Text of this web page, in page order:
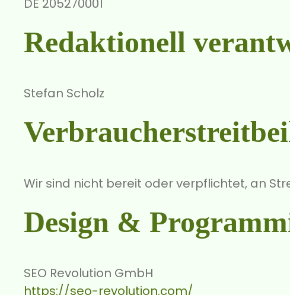
Redaktionell
Stefan Scholz
Wir sind nicht bereit oder verpflichtet, an
Design &
SEO Revolution GmbH
https://seo-revolution.com/